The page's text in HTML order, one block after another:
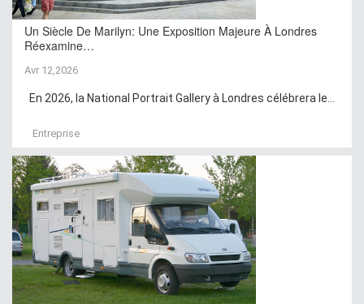
Un Siècle De Marilyn: Une Exposition Majeure À Londres
Réexamine…
Avr 12,2026
En 2026, la National Portrait Gallery à Londres célébrera le...
Entreprise